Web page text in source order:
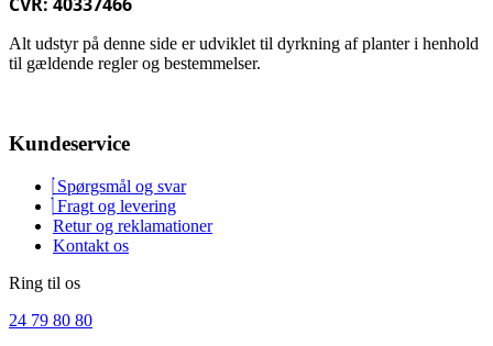
Alt udstyr på denne side er udviklet til dyrkning af planter i henhold
til gældende regler og bestemmelser.
Kundeservice
Spørgsmål og svar
Fragt og levering
Retur og reklamationer
Kontakt os
Ring til os
24 79 80 80